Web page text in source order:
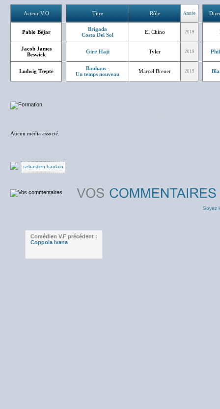
Acteur V.O Titre Rôle Année
Pablo Béjar
Brigada
Costa Del Sol
El Chino 2019
Jacob James
Beswick
Giri/ Haji Tyler 2019
Ludwig Trepte
Bauhaus -
Un temps nouveau
Marcel Breuer 2019
Aucun média associé.
sebastien baulain
Soyez
Comédien V.F précédent :
Coppola Ivana